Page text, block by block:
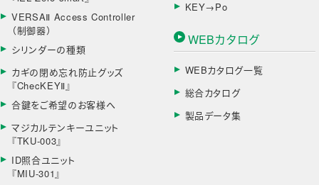
VERSAⅡ Access Controller
（制御器）
シリンダーの種類
カギの閉め忘れ防止グッズ
『ChecKEYⅡ』
合鍵をご希望のお客様へ
マジカルテンキーユニット
『TKU-003』
ID照合ユニット
『MIU-301』
KEY→Po
WEBカタログ
WEBカタログ一覧
総合カタログ
製品データ集